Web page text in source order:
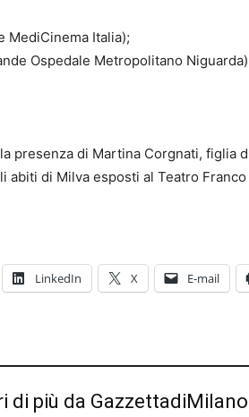
MediCinema Italia);
Ospedale Metropolitano
presenza di Martina Corgnati, figlia
abiti di Milva esposti al Teatro
LinkedIn X E-mail
di più da